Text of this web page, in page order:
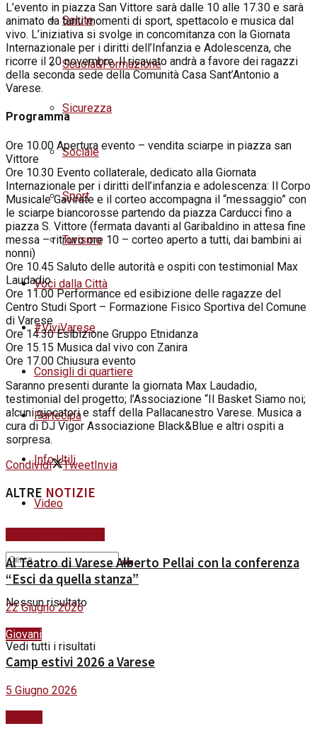
Salute
Scuola&Formazione
Sicurezza
Sociale
Sport
Turismo
Voci dalla Città
#ViviVarese
Consigli di quartiere
Partecipa
Info Utili
Video
Nessun risultato
Vedi tutti i risultati
L’evento in piazza San Vittore sarà dalle 10 alle 17.30 e sarà
animato da tanti momenti di sport, spettacolo e musica dal
vivo. L’iniziativa si svolge in concomitanza con la Giornata
Internazionale per i diritti dell’Infanzia e Adolescenza, che
ricorre il 20 novembre. Il ricavato andrà a favore dei ragazzi
della seconda sede della Comunità Casa Sant’Antonio a
Varese.
Programma
Ore 10.00 Apertura evento – vendita sciarpe in piazza san
Vittore
Ore 10.30 Evento collaterale, dedicato alla Giornata
Internazionale per i diritti dell’infanzia e adolescenza: Il Corpo
Musicale Gavirate e il corteo accompagna il “messaggio” con
le sciarpe biancorosse partendo da piazza Carducci fino a
piazza S. Vittore (fermata davanti al Garibaldino in attesa fine
messa – ritrovo ore 10 – corteo aperto a tutti, dai bambini ai
nonni)
Ore 10.45 Saluto delle autorità e ospiti con testimonial Max
Laudadio
Ore 11.00 Performance ed esibizione delle ragazze del
Centro Studi Sport – Formazione Fisico Sportiva del Comune
di Varese
Ore 14.30 Esibizione Gruppo Etnidanza
Ore 15.15 Musica dal vivo con Zanira
Ore 17.00 Chiusura evento
Saranno presenti durante la giornata Max Laudadio,
testimonial del progetto; l’Associazione “Il Basket Siamo noi;
alcuni giocatori e staff della Pallacanestro Varese. Musica a
cura di DJ Vigor Associazione Black&Blue e altri ospiti a
sorpresa.
Condividi
TweetInvia
ALTRE NOTIZIE
Al Teatro di Varese Alberto Pellai con la conferenza
“Esci da quella stanza”
22 Giugno 2026
Giovani
Camp estivi 2026 a Varese
5 Giugno 2026